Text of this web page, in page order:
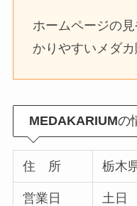
ホームページの
かりやすいメダカ
MEDAKARIUMの
住 所 栃木
営業日 土日